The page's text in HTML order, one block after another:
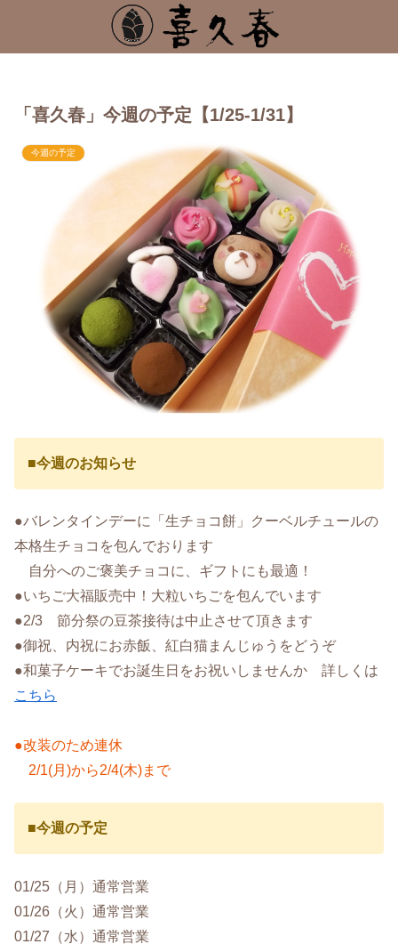
「喜久春」今週の予定【1/25-1/31】
今週の予定
■今週のお知らせ
●バレンタインデーに「生チョコ餅」クーベルチュールの
本格生チョコを包んでおります
自分へのご褒美チョコに、ギフトにも最適！
●いちご大福販売中！大粒いちごを包んでいます
●2/3 節分祭の豆茶接待は中止させて頂きます
●御祝、内祝にお赤飯、紅白猫まんじゅうをどうぞ
●和菓子ケーキでお誕生日をお祝いしませんか 詳しくは
こちら
●改装のため連休
2/1(月)から2/4(木)まで
■今週の予定
01/25（月）通常営業
01/26（火）通常営業
01/27（水）通常営業